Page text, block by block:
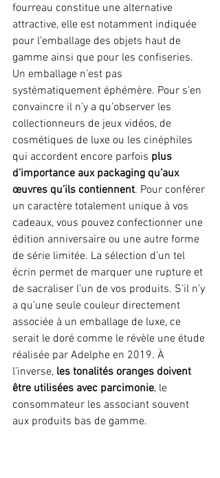
fourreau constitue une alternative
attractive, elle est notamment indiquée
pour l’emballage des objets haut de
gamme ainsi que pour les confiseries.
Un emballage n’est pas
systématiquement éphémère. Pour s’en
convaincre il n’y a qu’observer les
collectionneurs de jeux vidéos, de
cosmétiques de luxe ou les cinéphiles
qui accordent encore parfois plus
d’importance aux packaging qu’aux
œuvres qu’ils contiennent. Pour conférer
un caractère totalement unique à vos
cadeaux, vous pouvez confectionner une
édition anniversaire ou une autre forme
de série limitée. La sélection d’un tel
écrin permet de marquer une rupture et
de sacraliser l’un de vos produits. S’il n’y
a qu’une seule couleur directement
associée à un emballage de luxe, ce
serait le doré comme le révèle une étude
réalisée par Adelphe en 2019. À
l’inverse, les tonalités oranges doivent
être utilisées avec parcimonie, le
consommateur les associant souvent
aux produits bas de gamme.